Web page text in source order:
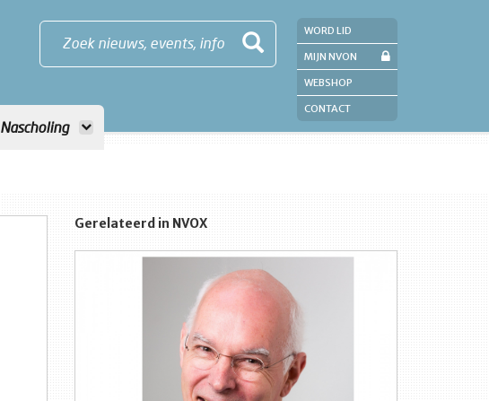
Zoek nieuws, events, info
Nascholing
WORD LID
MIJN NVON
WEBSHOP
CONTACT
Gerelateerd in NVOX